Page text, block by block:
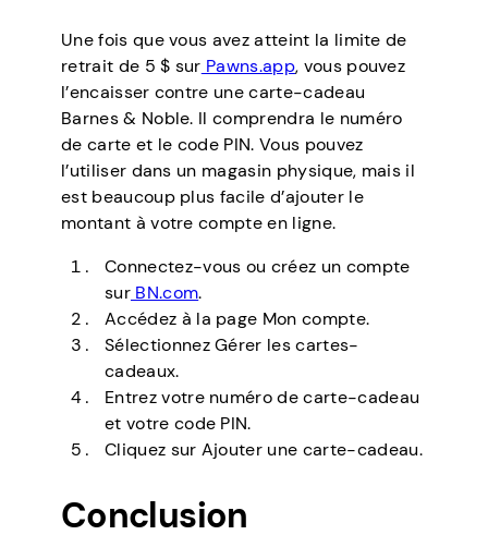
Une fois que vous avez atteint la limite de
retrait de 5 $ sur Pawns.app, vous pouvez
l’encaisser contre une carte-cadeau
Barnes & Noble. Il comprendra le numéro
de carte et le code PIN. Vous pouvez
l’utiliser dans un magasin physique, mais il
est beaucoup plus facile d’ajouter le
montant à votre compte en ligne.
Connectez-vous ou créez un compte
surBN.com.
Accédez à la page Mon compte.
Sélectionnez Gérer les cartes-
cadeaux.
Entrez votre numéro de carte-cadeau
et votre code PIN.
Cliquez sur Ajouter une carte-cadeau.
Conclusion